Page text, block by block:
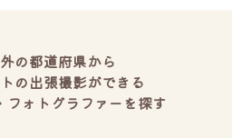
の都道府県から
の出張撮影ができる
フォトグラファーを探す